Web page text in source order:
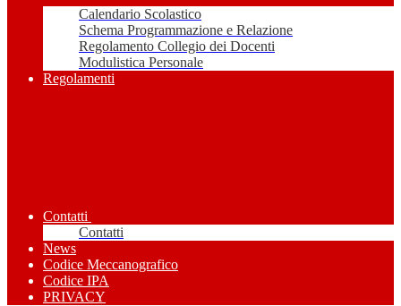
Calendario Scolastico
Schema Programmazione e Relazione
Regolamento Collegio dei Docenti
Modulistica Personale
Regolamenti
Contatti
Contatti
News
Codice Meccanografico
Codice IPA
PRIVACY